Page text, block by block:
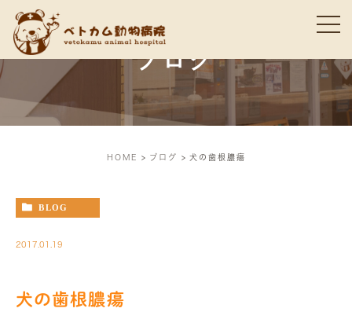
ブログ
HOME ブログ 犬の歯根膿瘍
BLOG
2017.01.19
犬の歯根膿瘍